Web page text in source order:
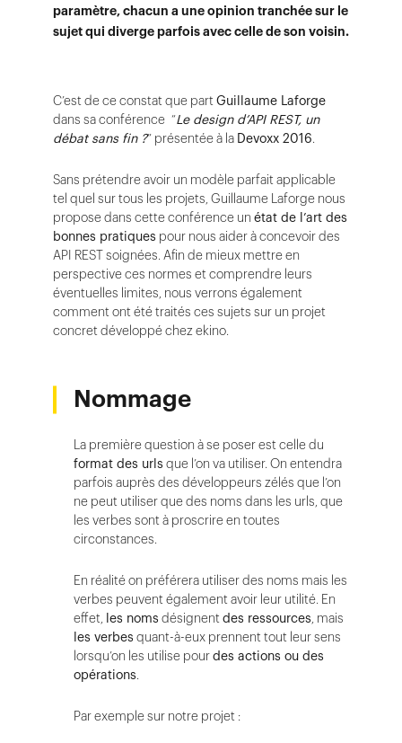
paramètre, chacun a une opinion tranchée sur le
sujet qui diverge parfois avec celle de son voisin.
C’est de ce constat que partGuillaume Laforge
dans sa conférence “Le design d’API REST, un
débat sans fin ?” présentée à la Devoxx 2016.
Sans prétendre avoir un modèle parfait applicable
tel quel sur tous les projets, Guillaume Laforge nous
propose dans cette conférence un état de l’art des
bonnes pratiques pour nous aider à concevoir des
API REST soignées. Afin de mieux mettre en
perspective ces normes et comprendre leurs
éventuelles limites, nous verrons également
comment ont été traités ces sujets sur un projet
concret développé chez ekino.
Nommage
La première question à se poser est celle du
format des urls que l’on va utiliser. On entendra
parfois auprès des développeurs zélés que l’on
ne peut utiliser que des noms dans les urls, que
les verbes sont à proscrire en toutes
circonstances.
En réalité on préférera utiliser des noms mais les
verbes peuvent également avoir leur utilité. En
effet, les noms désignentdes ressources, mais
les verbes quant-à-eux prennent tout leur sens
lorsqu’on les utilise pourdes actions ou des
opérations.
Par exemple sur notre projet :